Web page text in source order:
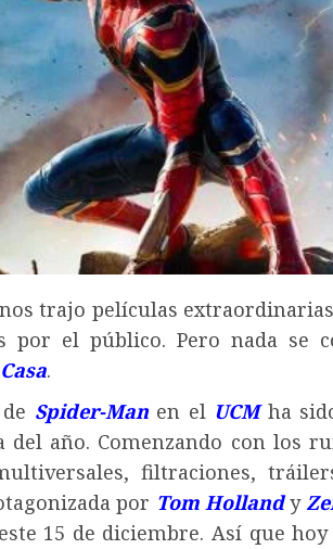
nos trajo películas
por el público. Pero nada se
.
Spider-Manen el UCMha
del año. Comenzando con los
filtraciones,
por Tom Hollandy
15 de diciembre. Así que